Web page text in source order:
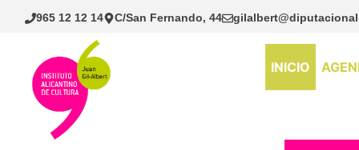
Saltar
965 12 12 14 C/San Fernando, 44
INICIO